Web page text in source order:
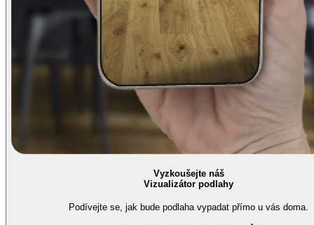
Vyzkoušejte náš
Vizualizátor podlahy
Podívejte se, jak bude podlaha vypadat přímo u vás doma.